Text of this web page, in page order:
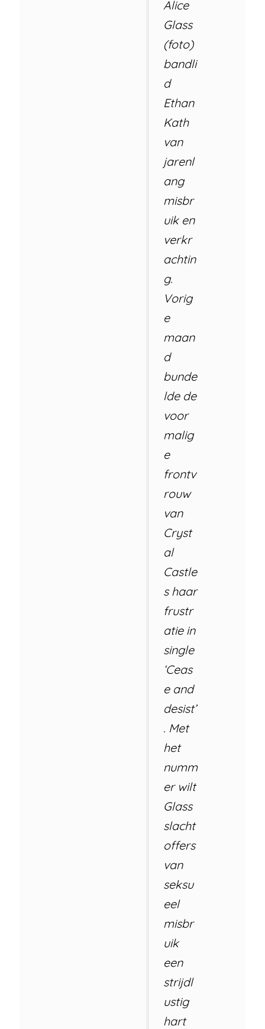
Alice
Glass
(foto)
bandli
d
Ethan
Kath
van
jarenl
ang
misbr
uik en
verkr
achtin
g.
Vorig
e
maan
d
bunde
lde de
voor
malig
e
frontv
rouw
van
Cryst
al
Castle
s haar
frustr
atie in
single
‘Ceas
e and
desist’
. Met
het
numm
er wilt
Glass
slacht
offers
van
seksu
eel
misbr
uik
een
strijdl
ustig
hart